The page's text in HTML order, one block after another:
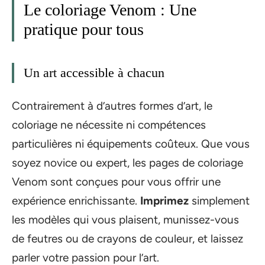
Le coloriage Venom : Une
pratique pour tous
Un art accessible à chacun
Contrairement à d’autres formes d’art, le
coloriage ne nécessite ni compétences
particulières ni équipements coûteux. Que vous
soyez novice ou expert, les pages de coloriage
Venom sont conçues pour vous offrir une
expérience enrichissante. Imprimez simplement
les modèles qui vous plaisent, munissez-vous
de feutres ou de crayons de couleur, et laissez
parler votre passion pour l’art.